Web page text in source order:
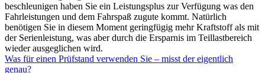
beschleunigen haben Sie ein Leistungsplus zur Verfügung was den
Fahrleistungen und dem Fahrspaß zugute kommt. Natürlich
benötigen Sie in diesem Moment geringfügig mehr Kraftstoff als mit
der Serienleistung, was aber durch die Ersparnis im Teillastbereich
wieder ausgeglichen wird.
Was für einen Prüfstand verwenden Sie – misst der eigentlich
genau?